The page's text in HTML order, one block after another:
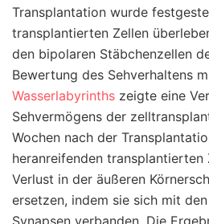
Transplantation wurde
transplantierten Zellen
den bipolaren Stäbchenzellen
Bewertung des Sehverhaltens
Wasserlabyrinths zeigte eine
Sehvermögens der
Wochen nach der
heranreifenden transplantierten
Verlust in der äußeren
ersetzen, indem sie sich mit
Synapsen verbanden. Die